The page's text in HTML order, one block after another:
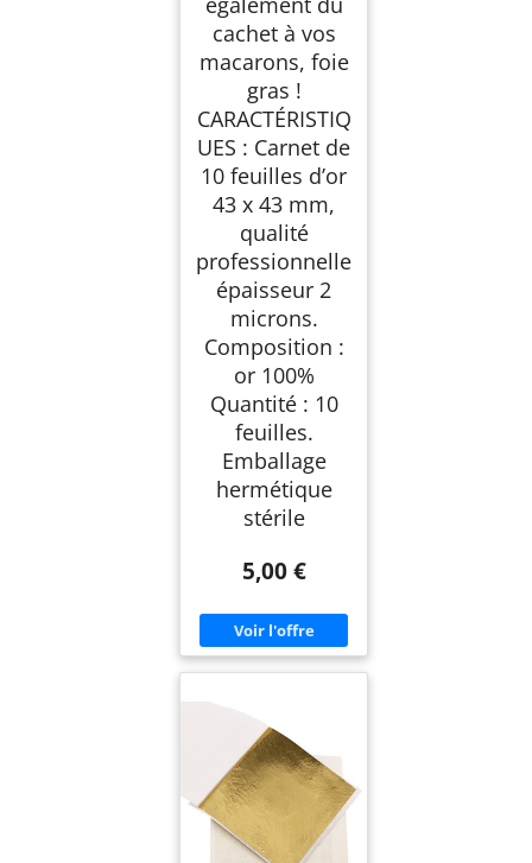
cachet à vos
macarons, foie
gras !
CARACTÉRISTIQ
UES : Carnet de
10 feuilles d’or
43 x 43 mm,
qualité
professionnelle
épaisseur 2
microns.
Composition :
or 100%
Quantité : 10
feuilles.
Emballage
hermétique
stérile
5,00 €